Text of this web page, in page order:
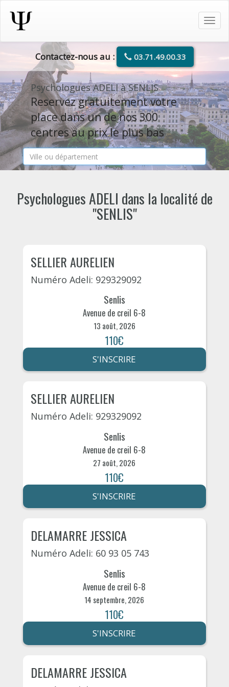
Contactez-nous au : 03.71.49.00.33
Psychologues ADELI à SENLIS
Reservez gratuitement votre
place dans un de nos 300
centres au prix le plus bas
Psychologues ADELI dans la localité de
"SENLIS"
SELLIER AURELIEN
Numéro Adeli: 929329092
Senlis
Avenue de creil 6-8
13 août, 2026
110€
S'INSCRIRE
SELLIER AURELIEN
Numéro Adeli: 929329092
Senlis
Avenue de creil 6-8
27 août, 2026
110€
S'INSCRIRE
DELAMARRE JESSICA
Numéro Adeli: 60 93 05 743
Senlis
Avenue de creil 6-8
14 septembre, 2026
110€
S'INSCRIRE
DELAMARRE JESSICA